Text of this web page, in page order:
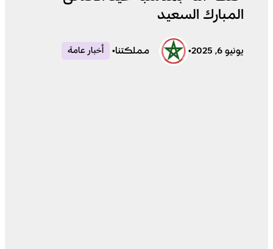
المبارك السعيد
يونيو 6, 2025 • مملكتنا• أخبار عامة